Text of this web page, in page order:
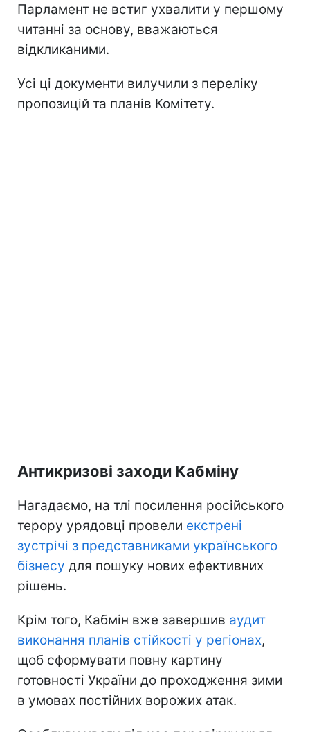
Парламент не встиг ухвалити у першому
читанні за основу, вважаються
відкликаними.
Усі ці документи вилучили з переліку
пропозицій та планів Комітету.
Антикризові заходи Кабміну
Нагадаємо, на тлі посилення російського
терору урядовці провели екстрені
зустрічі з представниками українського
бізнесу для пошуку нових ефективних
рішень.
Крім того, Кабмін вже завершив аудит
виконання планів стійкості у регіонах,
щоб сформувати повну картину
готовності України до проходження зими
в умовах постійних ворожих атак.